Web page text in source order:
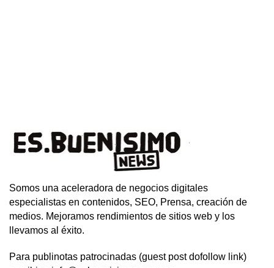
Somos una aceleradora de negocios digitales
especialistas en contenidos, SEO, Prensa, creación de
medios. Mejoramos rendimientos de sitios web y los
llevamos al éxito.
Para publinotas patrocinadas (guest post dofollow link)